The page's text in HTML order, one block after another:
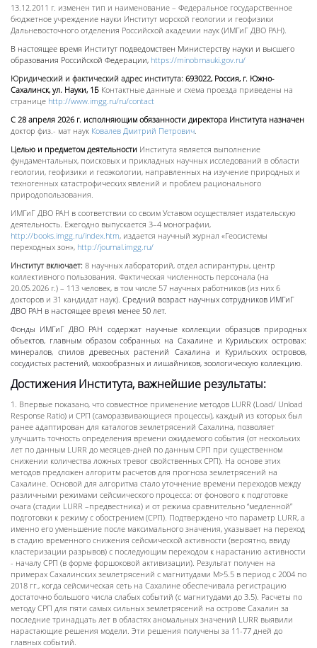
13.12.2011 г. изменен тип и наименование – Федеральное государственное
бюджетное учреждение науки Институт морской геологии и геофизики
Дальневосточного отделения Российской академии наук (ИМГиГ ДВО РАН).
В настоящее время Институт подведомствен Министерству науки и высшего
образования Российской Федерации, https://minobrnauki.gov.ru/
Юридический и фактический адрес института: 693022, Россия, г. Южно-
Сахалинск, ул. Науки, 1Б Контактные данные и схема проезда приведены на
странице http://www.imgg.ru/ru/contact
С 28 апреля 2026 г. исполняющим обязанности директора Института назначен
доктор физ.- мат наук Ковалев Дмитрий Петрович.
Целью и предметом деятельности Института является выполнение
фундаментальных, поисковых и прикладных научных исследований в области
геологии, геофизики и геоэкологии, направленных на изучение природных и
техногенных катастрофических явлений и проблем рационального
природопользования.
ИМГиГ ДВО РАН в соответствии со своим Уставом осуществляет издательскую
деятельность. Ежегодно выпускается 3–4 монографии,
http://books.imgg.ru/index.htm, издается научный журнал «Геосистемы
переходных зон», http://journal.imgg.ru/
Институт включает: 8 научных лабораторий, отдел аспирантуры, центр
коллективного пользования. Фактическая численность персонала (на
20.05.2026 г.) – 113 человек, в том числе 57 научных работников (из них 6
докторов и 31 кандидат наук). Средний возраст научных сотрудников ИМГиГ
ДВО РАН в настоящее время менее 50 лет.
Фонды ИМГиГ ДВО РАН содержат научные коллекции образцов природных
объектов, главным образом собранных на Сахалине и Курильских островах:
минералов, спилов древесных растений Сахалина и Курильских островов,
сосудистых растений, мохообразных и лишайников, зоологическую коллекцию.
Достижения Института, важнейшие результаты:
1. Впервые показано, что совместное применение методов LURR (Load/ Unload
Response Ratio) и СРП (саморазвивающиеся процессы), каждый из которых был
ранее адаптирован для каталогов землетрясений Сахалина, позволяет
улучшить точность определения времени ожидаемого события (от нескольких
лет по данным LURR до месяцев-дней по данным СРП при существенном
снижении количества ложных тревог свойственных СРП). На основе этих
методов предложен алгоритм расчетов для прогноза землетрясений на
Сахалине. Основой для алгоритма стало уточнение времени переходов между
различными режимами сейсмического процесса: от фонового к подготовке
очага (стадии LURR –предвестника) и от режима сравнительно “медленной”
подготовки к режиму с обострением (СРП). Подтверждено что параметр LURR, а
именно его уменьшение после максимального значения, указывает на переход
в стадию временного снижения сейсмической активности (вероятно, ввиду
кластеризации разрывов) с последующим переходом к нарастанию активности
- началу СРП (в форме форшоковой активизации). Результат получен на
примерах Сахалинских землетрясений с магнитудами M>5.5 в период с 2004 по
2018 гг., когда сейсмическая сеть на Сахалине обеспечивала регистрацию
достаточно большого числа слабых событий (с магнитудами до 3.5). Расчеты по
методу СРП для пяти самых сильных землетрясений на острове Сахалин за
последние тринадцать лет в областях аномальных значений LURR выявили
нарастающие решения модели. Эти решения получены за 11-77 дней до
главных событий.